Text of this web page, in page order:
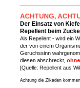
ACHTUNG,
Der Einsatz von
Repellent beim
Als Repellent - wird ein
der von einem
Geruchssinn
diesen abschreckt,
[Quelle: Repellent aus
Achtung die Zikaden